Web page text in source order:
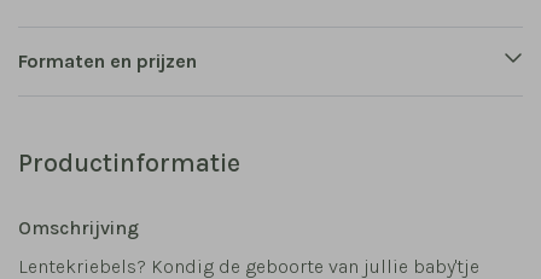
Formaten en prijzen
Productinformatie
Omschrijving
Lentekriebels? Kondig de geboorte van jullie baby'tje